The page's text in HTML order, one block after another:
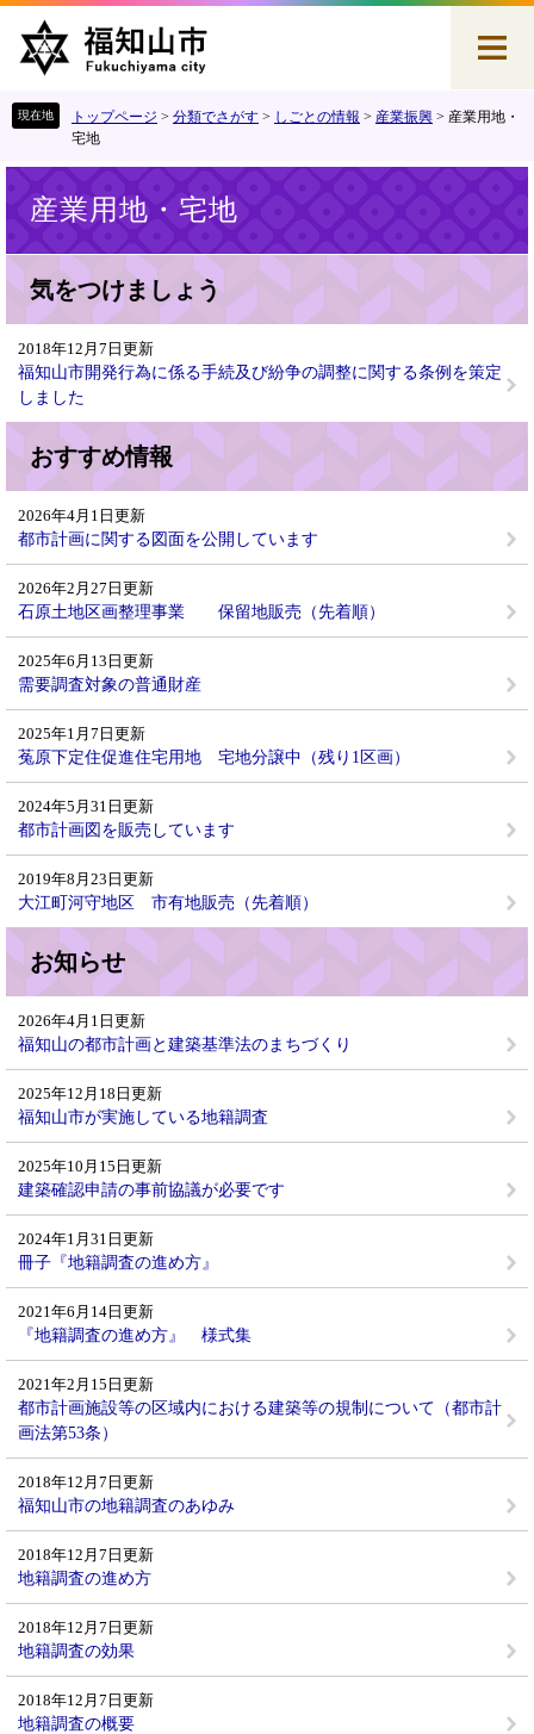
で
ば
文
へ
トップページ > 分類でさがす > しごとの情報 > 産業振興 > 産業用地・
宅地
産業用地・宅地
気をつけましょう
2018年12月7日更新
福知山市開発行為に係る手続及び紛争の調整に関する条例を策定
しました
おすすめ情報
2026年4月1日更新
都市計画に関する図面を公開しています
2026年2月27日更新
石原土地区画整理事業 保留地販売（先着順）
2025年6月13日更新
需要調査対象の普通財産
2025年1月7日更新
菟原下定住促進住宅用地 宅地分譲中（残り1区画）
2024年5月31日更新
都市計画図を販売しています
2019年8月23日更新
大江町河守地区 市有地販売（先着順）
お知らせ
2026年4月1日更新
福知山の都市計画と建築基準法のまちづくり
2025年12月18日更新
福知山市が実施している地籍調査
2025年10月15日更新
建築確認申請の事前協議が必要です
2024年1月31日更新
冊子『地籍調査の進め方』
2021年6月14日更新
『地籍調査の進め方』 様式集
2021年2月15日更新
都市計画施設等の区域内における建築等の規制について（都市計
画法第53条）
2018年12月7日更新
福知山市の地籍調査のあゆみ
2018年12月7日更新
地籍調査の進め方
2018年12月7日更新
地籍調査の効果
2018年12月7日更新
地籍調査の概要